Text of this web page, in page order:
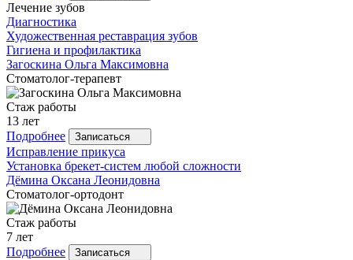
Лечение зубов
Диагностика
Художественная реставрация зубов
Гигиена и профилактика
Загоскина Ольга Максимовна
Стоматолог-терапевт
Стаж работы
13 лет
Подробнее
Записаться
Исправление прикуса
Установка брекет-систем любой сложности
Дёмина Оксана Леонидовна
Стоматолог-ортодонт
Стаж работы
7 лет
Подробнее
Записаться